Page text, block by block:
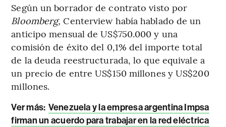
Según un borrador de contrato visto por
Bloomberg, Centerview había hablado de un
anticipo mensual de US$750.000 y una
comisión de éxito del 0,1% del importe total
de la deuda reestructurada, lo que equivale a
un precio de entre US$150 millones y US$200
millones.
Ver más: Venezuela y la empresa argentina Impsa
firman un acuerdo para trabajar en la red eléctrica